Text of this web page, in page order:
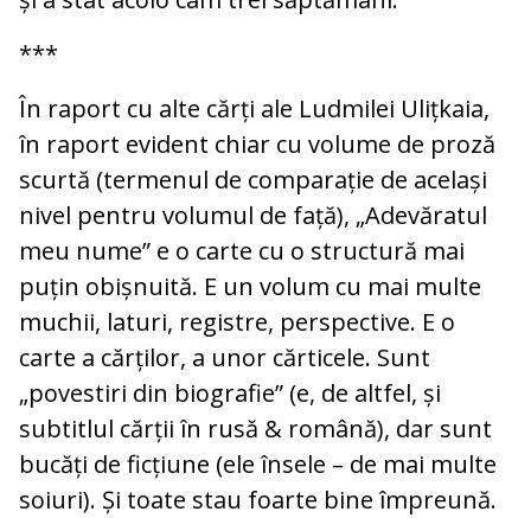
***
În raport cu alte cărți ale Ludmilei Ulițkaia,
în raport evident chiar cu volume de proză
scurtă (termenul de comparație de același
nivel pentru volumul de față), „Adevăratul
meu nume” e o carte cu o structură mai
puțin obișnuită. E un volum cu mai multe
muchii, laturi, registre, perspective. E o
carte a cărților, a unor cărticele. Sunt
„povestiri din biografie” (e, de altfel, și
subtitlul cărții în rusă & română), dar sunt
bucăți de ficțiune (ele însele – de mai multe
soiuri). Și toate stau foarte bine împreună.